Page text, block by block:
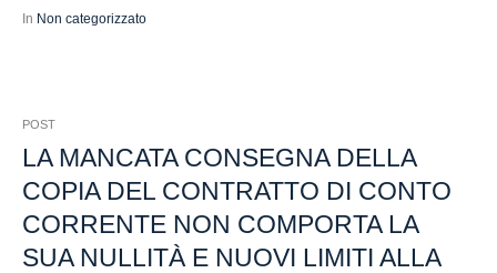
In Non categorizzato
POST
LA MANCATA CONSEGNA DELLA
COPIA DEL CONTRATTO DI CONTO
CORRENTE NON COMPORTA LA
SUA NULLITÀ E NUOVI LIMITI ALLA